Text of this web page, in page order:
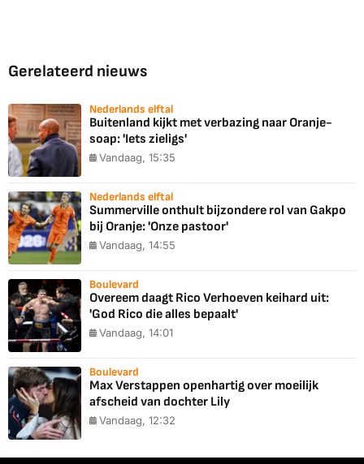
Gerelateerd nieuws
Nederlands elftal
Buitenland kijkt met verbazing naar Oranje-
soap: 'Iets zieligs'
Vandaag, 15:35
Nederlands elftal
Summerville onthult bijzondere rol van Gakpo
bij Oranje: 'Onze pastoor'
Vandaag, 14:55
Boulevard
Overeem daagt Rico Verhoeven keihard uit:
'God Rico die alles bepaalt'
Vandaag, 14:01
Boulevard
Max Verstappen openhartig over moeilijk
afscheid van dochter Lily
Vandaag, 12:32